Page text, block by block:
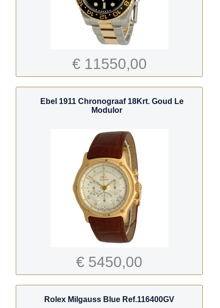
€ 11550,00
Ebel 1911 Chronograaf 18Krt. Goud Le
Modulor
€ 5450,00
Rolex Milgauss Blue Ref.116400GV